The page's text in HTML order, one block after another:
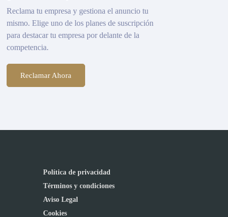
Reclama tu empresa y gestiona el anuncio tu
mismo. Elige uno de los planes de suscripción
para destacar tu empresa por delante de la
competencia.
Reclamar Ahora
Política de privacidad
Términos y condiciones
Aviso Legal
Cookies